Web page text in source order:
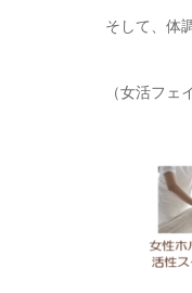
そして、体
（女活フェ